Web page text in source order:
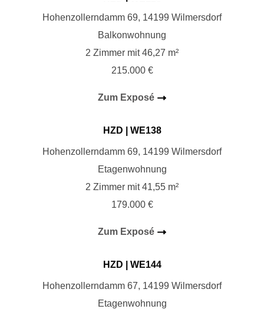
Hohenzollerndamm 69, 14199 Wilmersdorf
Balkonwohnung
2 Zimmer mit 46,27 m²
215.000 €
Zum Exposé
HZD | WE138
Hohenzollerndamm 69, 14199 Wilmersdorf
Etagenwohnung
2 Zimmer mit 41,55 m²
179.000 €
Zum Exposé
HZD | WE144
Hohenzollerndamm 67, 14199 Wilmersdorf
Etagenwohnung